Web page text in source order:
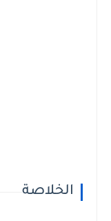
الخلاصة